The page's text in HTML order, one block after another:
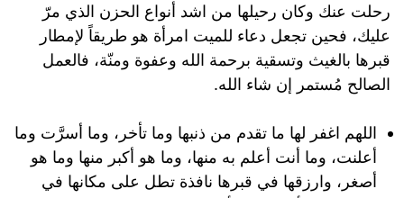
رحلت عنك وكان رحيلها من اشد أنواع الحزن الذي مرّ
عليك، فحين تجعل دعاء للميت امرأة هو طريقاً لإمطار
قبرها بالغيث وتسقية برحمة الله وعفوة ومنّة، فالعمل
الصالح مُستمر إن شاء الله.
اللهم اغفر لها ما تقدم من ذنبها وما تأخر، وما أسرَّت وما
أعلنت، وما أنت أعلم به منها، وما هو أكبر منها وما هو
أصغر، وارزقها في قبرها نافذة تطل على مكانها في